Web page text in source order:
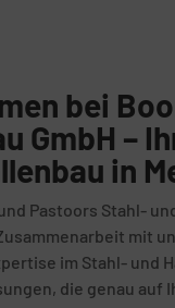
bei
GmbH –
in
Pastoors Stahl-
mit
im Stahl- und
die genau